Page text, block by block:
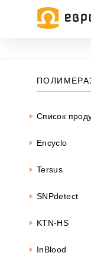
Список
Encyclo
Tersus
SNPdetect
KTN-HS
InBlood